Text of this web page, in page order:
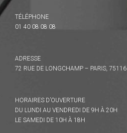
TÉLÉPHONE
01 40 08 08 08
ADRESSE
72 RUE DE LONGCHAMP – PARIS, 75116
HORAIRES D’OUVERTURE
DU LUNDI AU VENDREDI DE 9H À 20H
LE SAMEDI DE 10H À 18H